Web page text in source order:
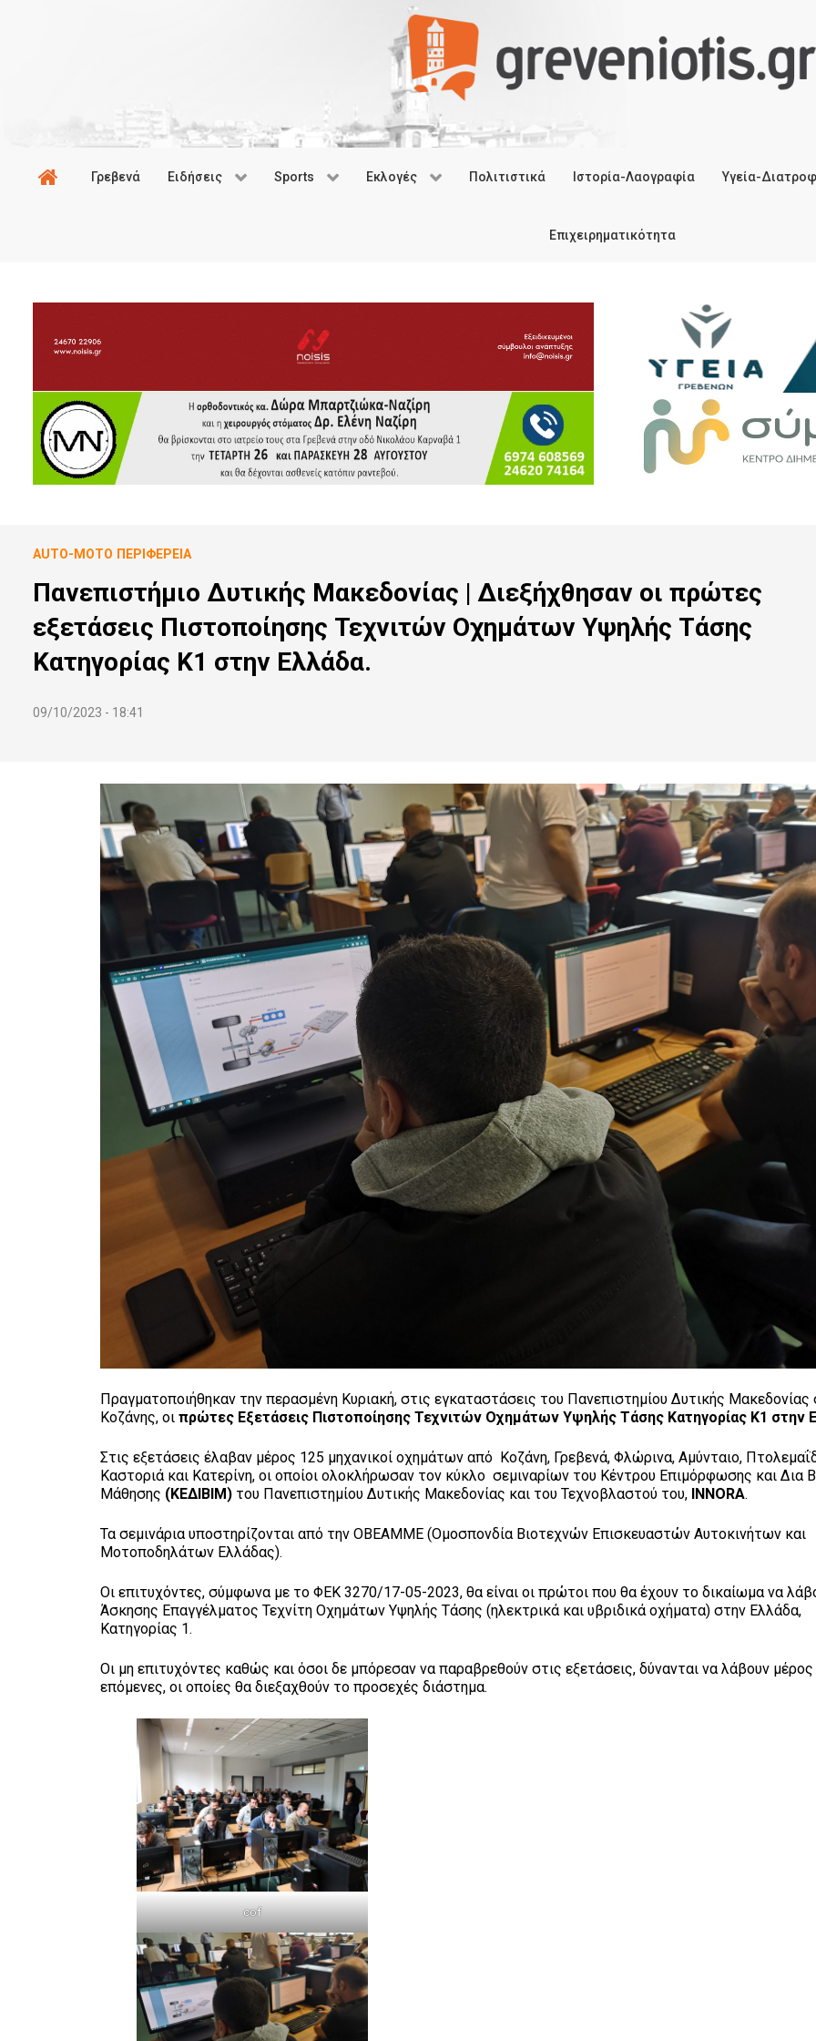
Γρεβενά Ειδήσεις Sports Εκλογές Πολιτιστικά Ιστορία-Λαογραφία Υγεία-
Επιχειρηματικότητα
AUTO-MOTO ΠΕΡΙΦΈΡΕΙΑ
Πανεπιστήμιο Δυτικής Μακεδονίας | Διεξήχθησαν οι πρώτες
εξετάσεις Πιστοποίησης Τεχνιτών Οχημάτων Υψηλής Τάσης
Κατηγορίας Κ1 στην Ελλάδα.
09/10/2023 - 18:41
Πραγματοποιήθηκαν την περασμένη Κυριακή, στις εγκαταστάσεις του Πανεπιστημίου Δυτικής
Κοζάνης, οιπρώτες Εξετάσεις Πιστοποίησης Τεχνιτών Οχημάτων Υψηλής Τάσης Κατηγορίας Κ1 στην
Στις εξετάσεις έλαβαν μέρος 125 μηχανικοί οχημάτων από Κοζάνη, Γρεβενά, Φλώρινα, Αμύνταιο,
Καστοριά και Κατερίνη, οι οποίοι ολοκλήρωσαν τον κύκλο σεμιναρίων του Κέντρου Επιμόρφωσης και Δια
Μάθησης (ΚΕΔΙΒΙΜ) του Πανεπιστημίου Δυτικής Μακεδονίας και του Τεχνοβλαστού του, INNORA.
Τα σεμινάρια υποστηρίζονται από την ΟΒΕΑΜΜΕ (Ομοσπονδία Βιοτεχνών Επισκευαστών Αυτοκινήτων και
Μοτοποδηλάτων Ελλάδας).
Οι επιτυχόντες, σύμφωνα με το ΦΕΚ 3270/17-05-2023, θα είναι οι πρώτοι που θα έχουν το δικαίωμα να
Άσκησης Επαγγέλματος Τεχνίτη Οχημάτων Υψηλής Τάσης (ηλεκτρικά και υβριδικά οχήματα) στην Ελλάδα,
Κατηγορίας 1.
Οι μη επιτυχόντες καθώς και όσοι δε μπόρεσαν να παραβρεθούν στις εξετάσεις, δύνανται να λάβουν μέρος
επόμενες, οι οποίες θα διεξαχθούν το προσεχές διάστημα.
cof